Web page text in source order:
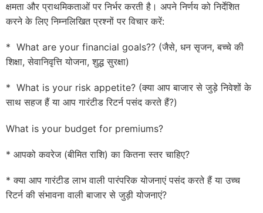
क्षमता और प्राथमिकताओं पर निर्भर करती है। अपने निर्णय को निर्देशित
करने के लिए निम्नलिखित प्रश्नों पर विचार करें:
* What are your financial goals?? (जैसे, धन सृजन, बच्चे की
शिक्षा, सेवानिवृत्ति योजना, शुद्ध सुरक्षा)
* What is your risk appetite? (क्या आप बाजार से जुड़े निवेशों के
साथ सहज हैं या आप गारंटीड रिटर्न पसंद करते हैं?)
What is your budget for premiums?
* आपको कवरेज (बीमित राशि) का कितना स्तर चाहिए?
* क्या आप गारंटीड लाभ वाली पारंपरिक योजनाएं पसंद करते हैं या उच्च
रिटर्न की संभावना वाली बाजार से जुड़ी योजनाएं?